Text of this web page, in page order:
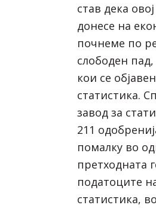
став дека
донесе на
почнеме по
слободен
кои се
статистика.
завод за
211
помалку во
претходната
податоците
статистика,